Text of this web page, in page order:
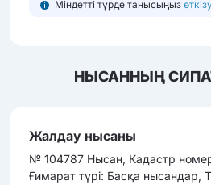
Міндетті түрде танысыңыз
НЫСАННЫҢ
Жалдау нысаны
№ 104787 Нысан, Кадастр
Ғимарат түрі: Басқа нысандар,